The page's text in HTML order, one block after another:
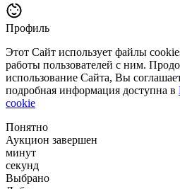
Профиль
Этот Сайт использует файлы
работы пользователей с ним.
использование Сайта, Вы
подробная информация доступна в
cookie
Понятно
Аукцион завершен
минут
секунд
Выбрано